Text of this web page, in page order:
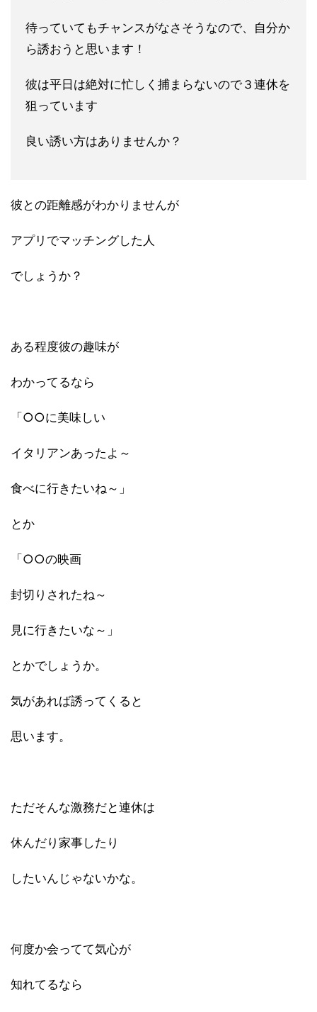
待っていてもチャンスがなさそうなので、自分か
ら誘おうと思いま す！
彼は平日は絶対に忙しく捕まらないので３連休を
狙っています
良い誘い方はありませんか？
彼との距離感がわかりませんが
アプリでマッチングした人
でしょうか？
ある程度彼の趣味が
わかってるなら
「○○に美味しい
イタリアンあったよ～
食べに行きたいね～」
とか
「○○の映画
封切りされたね～
見に行きたいな～」
とかでしょうか。
気があれば誘ってくると
思います。
ただそんな激務だと連休は
休んだり家事したり
したいんじゃないかな。
何度か会ってて気心が
知れてるなら